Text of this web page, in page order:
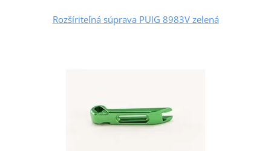
Rozšíriteľná súprava PUIG 8983V zelená